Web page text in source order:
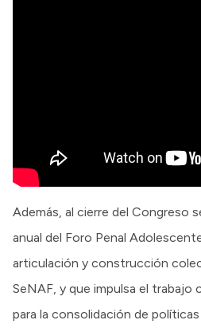
Además, al cierre del Congreso
anual del Foro Penal
articulación y construcción
SeNAF, y que impulsa el
para la consolidación de políticas